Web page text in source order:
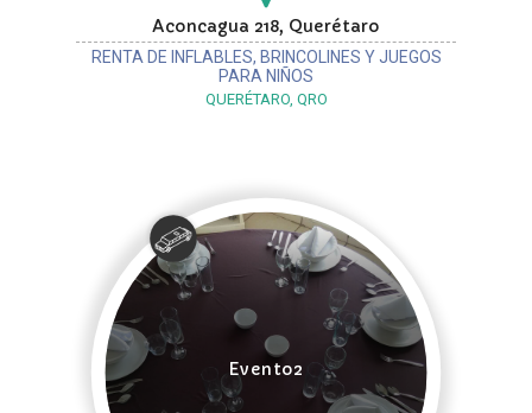
Aconcagua 218, Querétaro
RENTA DE INFLABLES, BRINCOLINES Y JUEGOS
PARA NIÑOS
QUERÉTARO, QRO
Evento2